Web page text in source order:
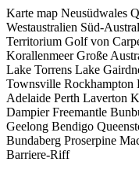
Karte map Neusüdwales
Westaustralien Süd-
Territorium Golf von
Korallenmeer Große
Lake Torrens Lake
Townsville Rockhampton
Adelaide Perth Laverton
Dampier Freemantle
Geelong Bendigo
Bundaberg Proserpine
Barriere-Riff